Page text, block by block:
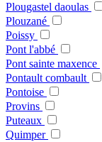
Plougastel daoulas
Plouzané
Poissy
Pont l'abbé
Pont sainte maxence
Pontault combault
Pontoise
Provins
Puteaux
Quimper